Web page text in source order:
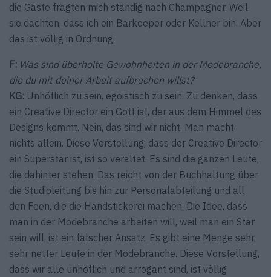
die Gäste fragten mich ständig nach Champagner. Weil
sie dachten, dass ich ein Barkeeper oder Kellner bin. Aber
das ist völlig in Ordnung.
F: Was sind überholte Gewohnheiten in der Modebranche,
die du mit deiner Arbeit aufbrechen willst?
KG: Unhöflich zu sein, egoistisch zu sein. Zu denken, dass
ein Creative Director ein Gott ist, der aus dem Himmel des
Designs kommt. Nein, das sind wir nicht. Man macht
nichts allein. Diese Vorstellung, dass der Creative Director
ein Superstar ist, ist so veraltet. Es sind die ganzen Leute,
die dahinter stehen. Das reicht von der Buchhaltung über
die Studioleitung bis hin zur Personalabteilung und all
den Feen, die die Handstickerei machen. Die Idee, dass
man in der Modebranche arbeiten will, weil man ein Star
sein will, ist ein falscher Ansatz. Es gibt eine Menge sehr,
sehr netter Leute in der Modebranche. Diese Vorstellung,
dass wir alle unhöflich und arrogant sind, ist völlig